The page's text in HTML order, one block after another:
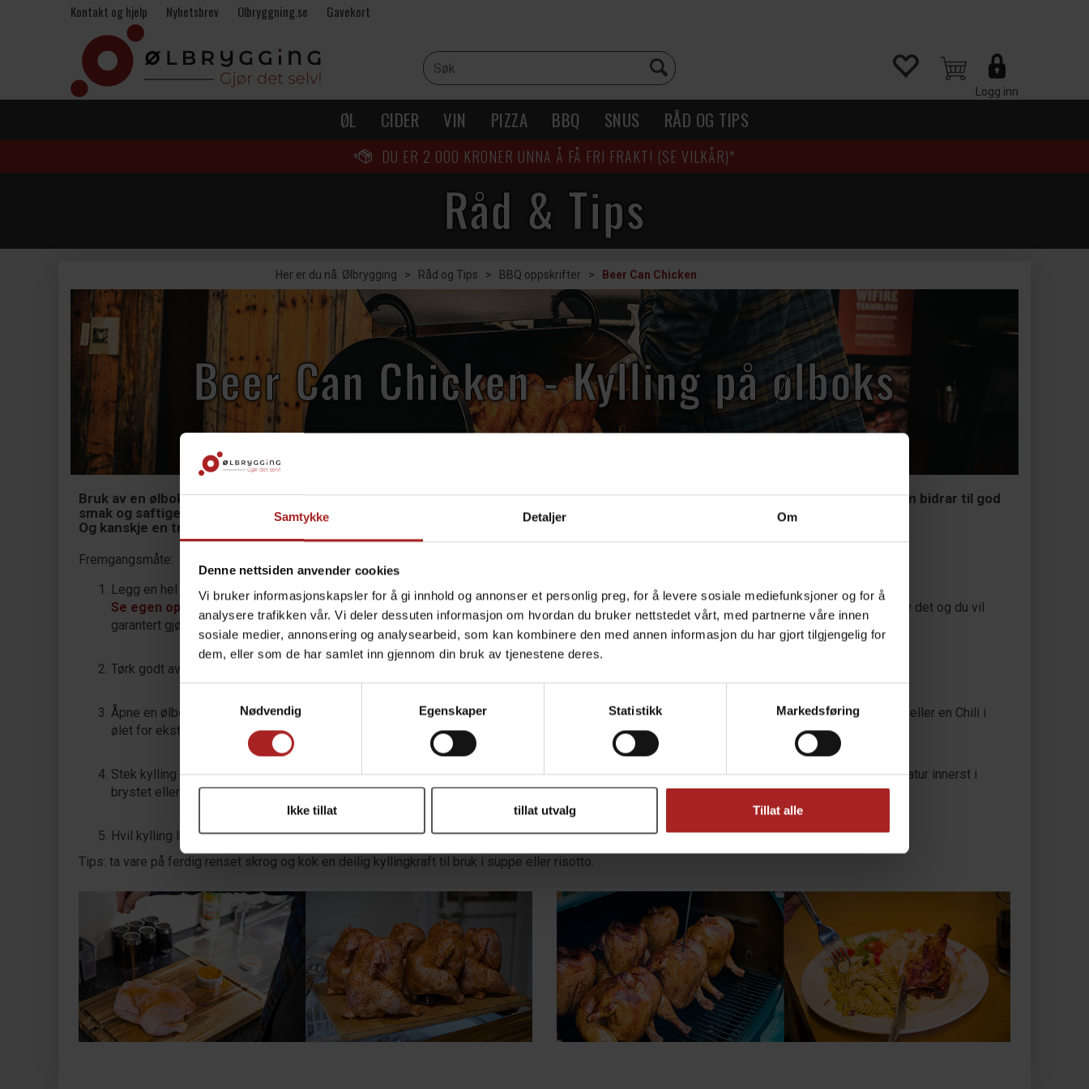
Samtykke Detaljer Om
Denne nettsiden anvender cookies
Vi bruker informasjonskapsler for å gi innhold og annonser et personlig preg, for å levere sosiale mediefunksjoner og for å
analysere trafikken vår. Vi deler dessuten informasjon om hvordan du bruker nettstedet vårt, med partnerne våre innen
sosiale medier, annonsering og analysearbeid, som kan kombinere den med annen informasjon du har gjort tilgjengelig for
dem, eller som de har samlet inn gjennom din bruk av tjenestene deres.
Nødvendig
Egenskaper Statistikk Markedsføring
Ikke tillat tillat utvalg Tillat alle
Kontakt og hjelp Nyhetsbrev Olbryggning.se Gavekort
Logg inn
ØL CIDER VIN PIZZA BBQ SNUS RÅD OG TIPS
DU ER 2 000 KRONER UNNA Å FÅ FRI FRAKT! (SE VILKÅR)*
Råd & Tips
Her er du nå: Ølbrygging > Råd og Tips > BBQ oppskrifter > Beer Can Chicken
Beer Can Chicken - Kylling på ølboks
Bruk av en ølboks som stativ for steking av kylling gir to nyttige effekter; kyllingen blir jevnt stekt og det tilføres damp fra ølet som bidrar til god
smak og saftigere kjøtt.
Og kanskje en tredje; det ser ganske så tøft ut!
Fremgangsmåte:
Legg en hel kylling i sukkersalt lake (Brine) over natten.
Se egen oppskrift på Brine her
. Om du har dårlig tid kan du klare deg med 4-6 timer i laken. Dette høres kanskje litt omfattende ut, men prøv det og du vil
garantert gjøre det igjen!
Tørk godt av kyllingen med kjøkkenpapir og gni inn kylling med ønsket rub (vi anbefaler
Åpne en ølboks og drikk to solide bonus-slurker. Kutt av toppen og tre kyllingen over boksen. Om du ønsker kan du legge et par hvitløks fedd eller en Chili i
ølet for ekstra «krydder».
Stek kylling i en Pellets Smoker, grill eller i ovn på middels sterk varme (ca 140°C) til den oppnår kjernetemperatur på 70°C (mål kjernetemperatur innerst i
brystet eller på innsiden av låret.). Påregn en god drøy time for å oppnå kjernetemp.
Hvil kylling lunt i 15-20 minutter. Rens kylling fra skrog, eller skjær den i serveringsbiter, og nyt!
Tips: ta vare på ferdig renset skrog og kok en deilig kyllingkraft til bruk i suppe eller risotto.